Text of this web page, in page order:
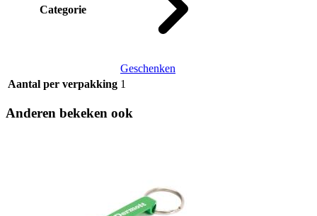
Categorie
Geschenken
Aantal per verpakking 1
Anderen bekeken ook